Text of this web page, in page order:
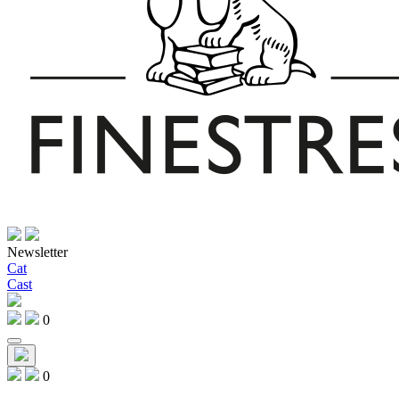
Newsletter
Cat
Cast
0
0